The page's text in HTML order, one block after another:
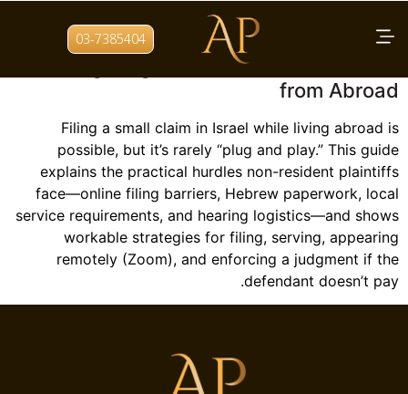
03-7385404 תגית: Zoom hearing Israel
Navigating Israeli Small Claims Court
from Abroad
Filing a small claim in Israel while living abroad is
possible, but it’s rarely “plug and play.” This guide
explains the practical hurdles non-resident plaintiffs
face—online filing barriers, Hebrew paperwork, local
service requirements, and hearing logistics—and shows
workable strategies for filing, serving, appearing
remotely (Zoom), and enforcing a judgment if the
defendant doesn’t pay.